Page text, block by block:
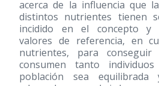
acerca de la influencia que
distintos nutrientes tienen
incidido en el concepto y
valores de referencia, en
nutrientes, para
consumen tanto
población sea equilibrada